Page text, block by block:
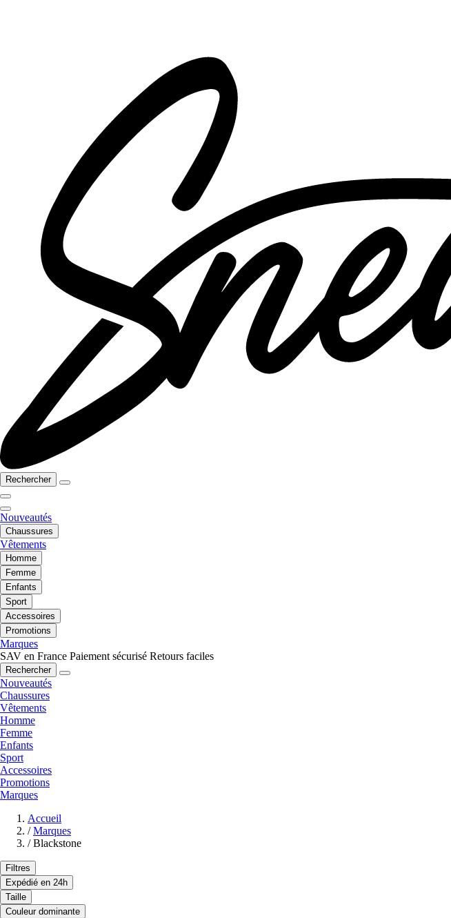
Rechercher
Nouveautés
Chaussures
Vêtements
Homme
Femme
Enfants
Sport
Accessoires
Promotions
Marques
SAV en France Paiement sécurisé Retours faciles
Rechercher
Nouveautés
Chaussures
Vêtements
Homme
Femme
Enfants
Sport
Accessoires
Promotions
Marques
Accueil
/ Marques
/ Blackstone
Filtres
Expédié en 24h
Taille
Couleur dominante